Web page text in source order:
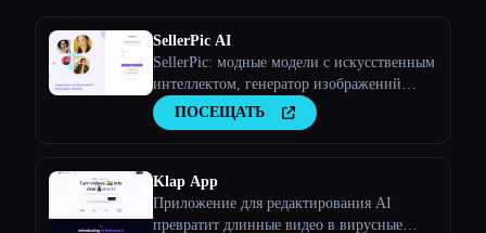
SellerPic AI
SellerPic: модные модели с искусственным
интеллектом, генератор изображений
продуктов и видео
ПОСЕЩАТЬ
Klap App
Приложение для редактирования AI
превратит длинные видео в вирусные